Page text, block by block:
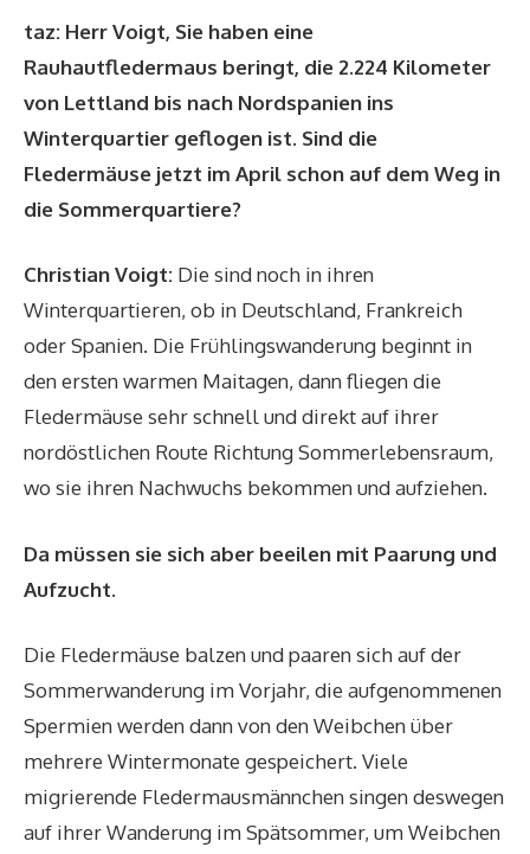
taz: Herr Voigt, Sie haben eine
Rauhautfledermaus beringt, die 2.224 Kilometer
von Lettland bis nach Nordspanien ins
Winterquartier geflogen ist. Sind die
Fledermäuse jetzt im April schon auf dem Weg in
die Sommerquartiere?
Christian Voigt: Die sind noch in ihren
Winterquartieren, ob in Deutschland, Frankreich
oder Spanien. Die Frühlingswanderung beginnt in
den ersten warmen Maitagen, dann fliegen die
Fledermäuse sehr schnell und direkt auf ihrer
nordöstlichen Route Richtung Sommerlebensraum,
wo sie ihren Nachwuchs bekommen und aufziehen.
Da müssen sie sich aber beeilen mit Paarung und
Aufzucht.
Die Fledermäuse balzen und paaren sich auf der
Sommerwanderung im Vorjahr, die aufgenommenen
Spermien werden dann von den Weibchen über
mehrere Wintermonate gespeichert. Viele
migrierende Fledermausmännchen singen deswegen
auf ihrer Wanderung im Spätsommer, um Weibchen